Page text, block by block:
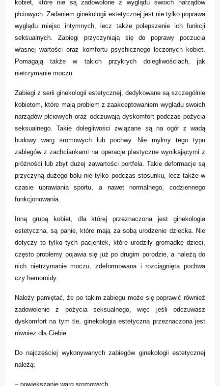
kobiet, które nie są zadowolone z wyglądu swoich narządów
płciowych. Zadaniem ginekologii estetycznej jest nie tylko poprawa
wyglądu miejsc intymnych, lecz także polepszenie ich funkcji
seksualnych. Zabiegi przyczyniają się do poprawy poczucia
własnej wartości oraz komfortu psychicznego leczonych kobiet.
Pomagają także w takich przykrych dolegliwościach, jak
nietrzymanie moczu.
Zabiegi z serii ginekologii estetycznej, dedykowane są szczególnie
kobietom, które mają problem z zaakceptowaniem wyglądu swoich
narządów płciowych oraz odczuwają dyskomfort podczas pożycia
seksualnego. Takie dolegliwości związane są na ogół z wadą
budowy warg sromowych lub pochwy. Nie mylmy tego typu
zabiegów z zachciankami na operacje plastyczne wynikającymi z
próżności lub zbyt dużej zawartości portfela. Takie deformacje są
przyczyną dużego bólu nie tylko podczas stosunku, lecz także w
czasie uprawiania sportu, a nawet normalnego, codziennego
funkcjonowania.
Inną grupą kobiet, dla której przeznaczona jest ginekologia
estetyczna, są panie, które mają za sobą urodzenie dziecka. Nie
dotyczy to tylko tych pacjentek, które urodziły gromadkę dzieci,
często problemy pojawia się już po drugim porodzie, a należą do
nich nietrzymanie moczu, zdeformowana i rozciągnięta pochwa
czy hemoroidy.
Należy pamiętać, że po takim zabiegu może się poprawić również
zadowolenie z pożycia seksualnego, więc jeśli odczuwasz
dyskomfort na tym tle, ginekologia estetyczna przeznaczona jest
również dla Ciebie.
Do najczęściej wykonywanych zabiegów ginekologii estetycznej
należą:
– powiększanie warg sromowych,